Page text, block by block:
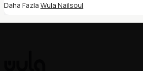
Daha Fazla Wula Nailsoul